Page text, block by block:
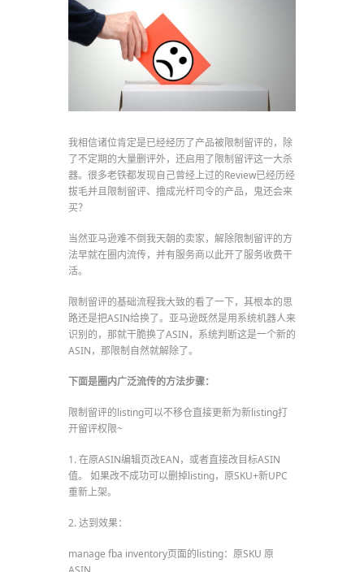
我相信诸位肯定是已经经历了产品被限制留评的，除
了不定期的大量删评外，还启用了限制留评这一大杀
器。很多老铁都发现自己曾经上过的Review已经历经
拔毛并且限制留评、撸成光杆司令的产品，鬼还会来
买？
当然亚马逊难不倒我天朝的卖家，解除限制留评的方
法早就在圈内流传，并有服务商以此开了服务收费干
活。
限制留评的基础流程我大致的看了一下，其根本的思
路还是把ASIN给换了。亚马逊既然是用系统机器人来
识别的，那就干脆换了ASIN，系统判断这是一个新的
ASIN，那限制自然就解除了。
下面是圈内广泛流传的方法步骤：
限制留评的listing可以不移仓直接更新为新listing打
开留评权限~
1. 在原ASIN编辑页改EAN，或者直接改目标ASIN
值。 如果改不成功可以删掉listing，原SKU+新UPC
重新上架。
2. 达到效果：
manage fba inventory页面的listing：原SKU 原